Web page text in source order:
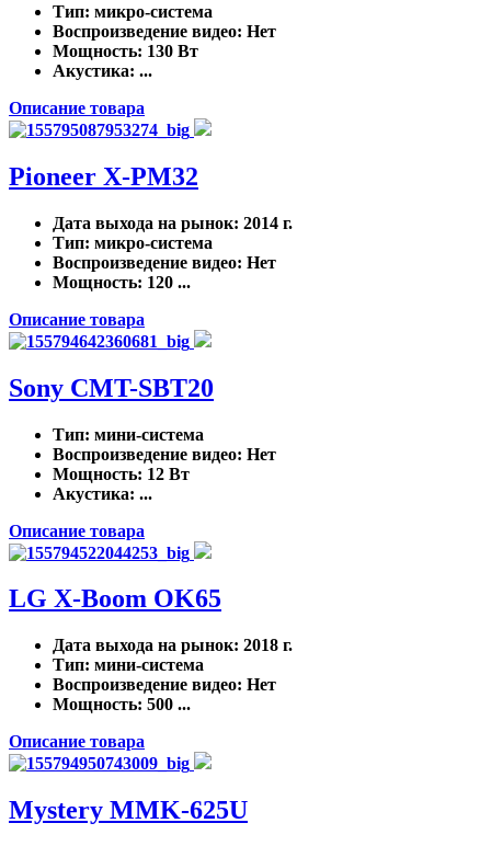
Тип: микро-система
Воспроизведение видео: Нет
Мощность: 130 Вт
Акустика: ...
Описание товара
Pioneer X-PM32
Дата выхода на рынок: 2014 г.
Тип: микро-система
Воспроизведение видео: Нет
Мощность: 120 ...
Описание товара
Sony CMT-SBT20
Тип: мини-система
Воспроизведение видео: Нет
Мощность: 12 Вт
Акустика: ...
Описание товара
LG X-Boom OK65
Дата выхода на рынок: 2018 г.
Тип: мини-система
Воспроизведение видео: Нет
Мощность: 500 ...
Описание товара
Mystery MMK-625U